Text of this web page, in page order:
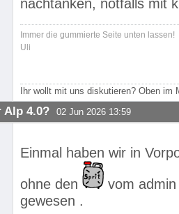
nachtanken, notfalls mit
Immer die gummierte Seite unten lassen!
Uli
Ihr wollt mit uns diskutieren? Oben
Alp 4.0? 02 Jun 2026 13:59
Einmal haben wir in
ohne den
vom
gewesen .